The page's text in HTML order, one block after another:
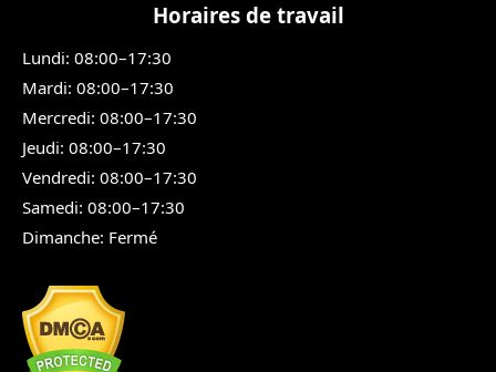
Horaires de travail
Lundi: 08:00–17:30
Mardi: 08:00–17:30
Mercredi: 08:00–17:30
Jeudi: 08:00–17:30
Vendredi: 08:00–17:30
Samedi: 08:00–17:30
Dimanche: Fermé